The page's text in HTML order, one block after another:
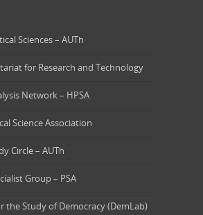
Sciences – AUTh
for Research and Technology
Network – HPSA
Science Association
Circle – AUTh
Group – PSA
the Study of Democracy (DemLab)